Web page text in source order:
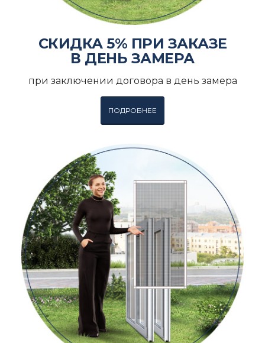
СКИДКА 5% ПРИ ЗАКАЗЕ
В ДЕНЬ ЗАМЕРА
при заключении договора в день замера
ПОДРОБНЕЕ